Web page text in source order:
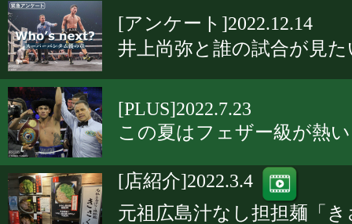
[アンケート]2022.12.14
井上尚弥と誰の試合が見た
[PLUS]2022.7.23
この夏はフェザー級が熱
[店紹介]2022.3.4
元祖広島汁なし担担麺「き